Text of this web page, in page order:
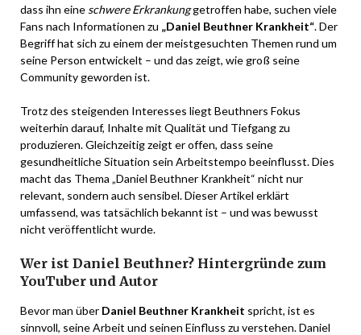
dass ihn eine schwere Erkrankunggetroffen habe, suchen viele
Fans nach Informationen zu „Daniel Beuthner Krankheit“. Der
Begriff hat sich zu einem der meistgesuchten Themen rund um
seine Person entwickelt – und das zeigt, wie groß seine
Community geworden ist.
Trotz des steigenden Interesses liegt Beuthners Fokus
weiterhin darauf, Inhalte mit Qualität und Tiefgang zu
produzieren. Gleichzeitig zeigt er offen, dass seine
gesundheitliche Situation sein Arbeitstempo beeinflusst. Dies
macht das Thema „Daniel Beuthner Krankheit“ nicht nur
relevant, sondern auch sensibel. Dieser Artikel erklärt
umfassend, was tatsächlich bekannt ist – und was bewusst
nicht veröffentlicht wurde.
Wer ist Daniel Beuthner? Hintergründe zum
YouTuber und Autor
Bevor man über Daniel Beuthner Krankheit spricht, ist es
sinnvoll, seine Arbeit und seinen Einfluss zu verstehen. Daniel